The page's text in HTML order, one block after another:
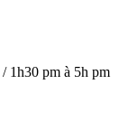
/ 1h30 pm à 5h pm